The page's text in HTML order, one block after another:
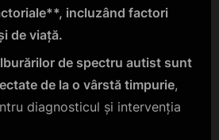
incluzând factori
de viață.
de spectru autist sunt
de la o vârstă timpurie,
diagnosticul și intervenția